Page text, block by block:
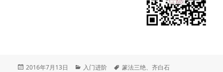
发
2016年7月13日
分
入门进阶
标
篆法三绝、齐白石